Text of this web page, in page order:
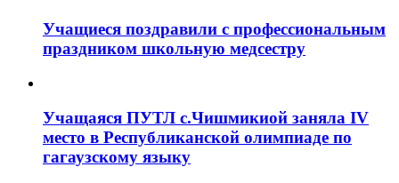
Учащиеся поздравили с профессиональным
праздником школьную медсестру
Учащаяся ПУТЛ с.Чишмикиой заняла IV
место в Республиканской олимпиаде по
гагаузскому языку